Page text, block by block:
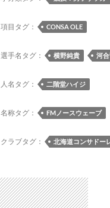
項目タグ： CONSA OLE
選手名タグ： 横野純貴 河
人名タグ： 二階堂ハイジ
名称タグ： FMノースウェーブ
クラブタグ： 北海道コンサドー